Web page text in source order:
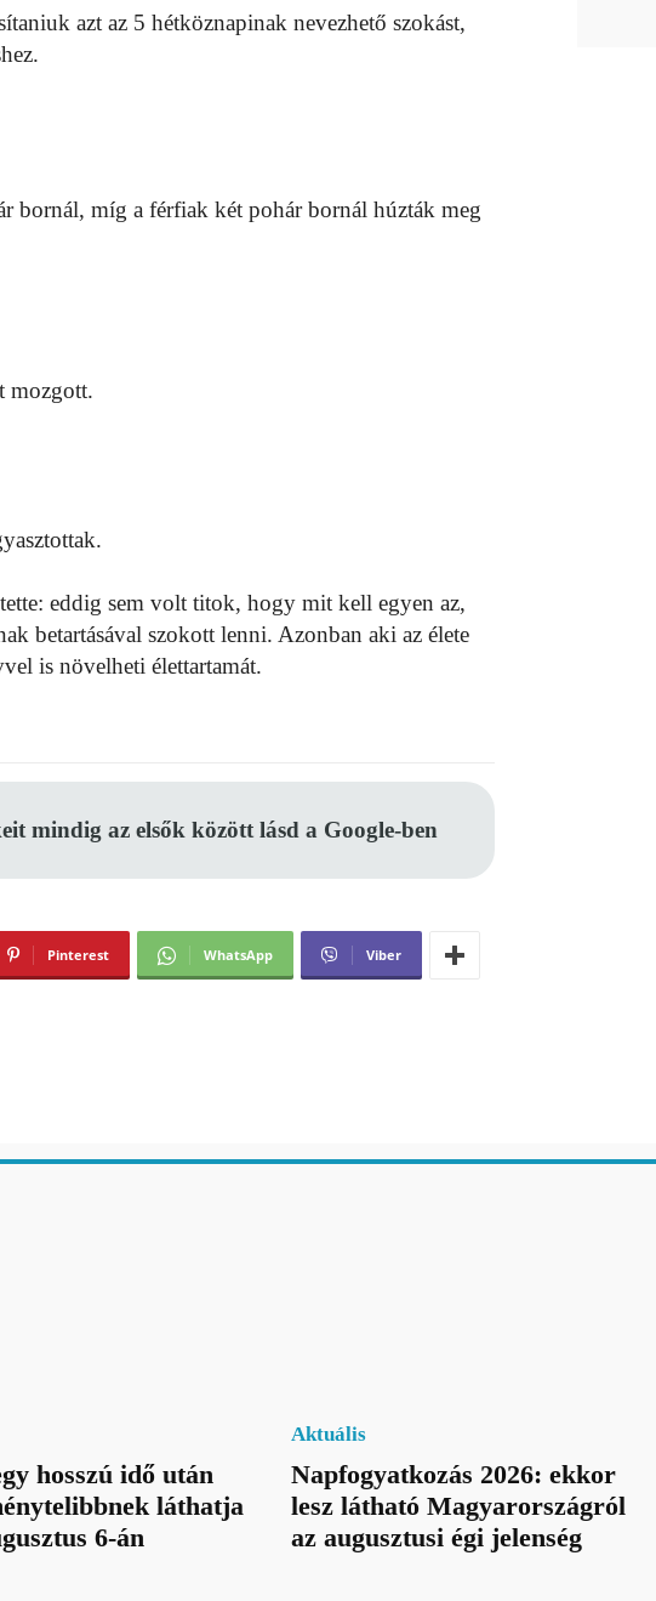
azt az 5 hétköznapinak nevezhető szokást,
bornál, míg a férfiak két pohár bornál húzták meg
mozgott.
eddig sem volt titok, hogy mit kell egyen az,
betartásával szokott lenni. Azonban aki az élete
is növelheti élettartamát.
mindig az elsők között lásd a Google-ben
Pinterest WhatsApp Viber
hosszú idő után
láthatja
6-án
Aktuális
Napfogyatkozás 2026: ekkor
lesz látható Magyarországról
az augusztusi égi jelenség